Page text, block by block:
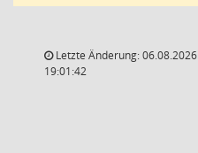
Letzte Änderung: 06.08.2026
19:01:42